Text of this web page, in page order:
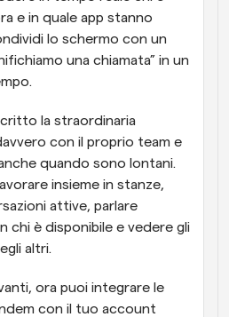
e in quale app stanno
lo schermo con un
una chiamata” in un
la straordinaria
con il proprio team e
quando sono lontani.
insieme in stanze,
attive, parlare
chi è disponibile e vedere gli
altri.
ora puoi integrare le
con il tuo account